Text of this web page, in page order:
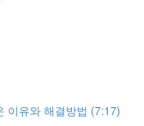
이유와 해결방법 (7:17)